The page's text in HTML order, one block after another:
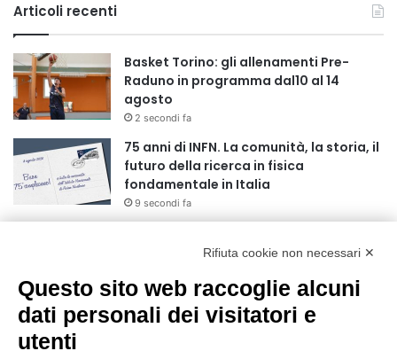
Articoli recenti
Basket Torino: gli allenamenti Pre-
Raduno in programma dal10 al 14
agosto
2 secondi fa
75 anni di INFN. La comunità, la storia, il
futuro della ricerca in fisica
fondamentale in Italia
9 secondi fa
nel pieno della stagione turistica
Grande partecipazione alla Festa della
Rifiuta cookie non necessari ✕
Questo sito web raccoglie alcuni
dati personali dei visitatori e
utenti